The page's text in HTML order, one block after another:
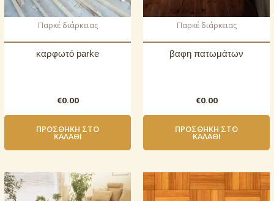
Παρκέ διάρκειας
καρφωτό parke
€0.00
ΠΡΟΣΘΉΚΗ ΣΤΟ
ΚΑΛΆΘΙ
Παρκέ διάρκειας
βαφη πατωμάτων
€0.00
ΠΡΟΣΘΉΚΗ ΣΤΟ
ΚΑΛΆΘΙ